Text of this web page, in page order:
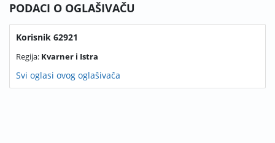
PODACI O OGLAŠIVAČU
Korisnik 62921
Regija: Kvarner i Istra
Svi oglasi ovog oglašivača